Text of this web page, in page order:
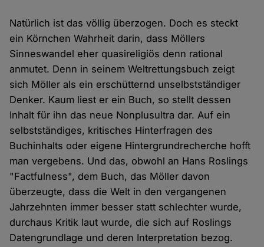
Natürlich ist das völlig überzogen. Doch es steckt
ein Körnchen Wahrheit darin, dass Möllers
Sinneswandel eher quasireligiös denn rational
anmutet. Denn in seinem Weltrettungsbuch zeigt
sich Möller als ein erschütternd unselbstständiger
Denker. Kaum liest er ein Buch, so stellt dessen
Inhalt für ihn das neue Nonplusultra dar. Auf ein
selbstständiges, kritisches Hinterfragen des
Buchinhalts oder eigene Hintergrundrecherche hofft
man vergebens. Und das, obwohl an Hans Roslings
"Factfulness", dem Buch, das Möller davon
überzeugte, dass die Welt in den vergangenen
Jahrzehnten immer besser statt schlechter wurde,
durchaus Kritik laut wurde, die sich auf Roslings
Datengrundlage und deren Interpretation bezog.